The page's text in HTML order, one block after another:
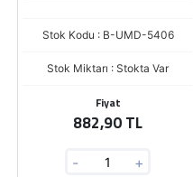
Stok Kodu : B-UMD-5406
Stok Miktarı : Stokta Var
Fiyat
882,90 TL
- +